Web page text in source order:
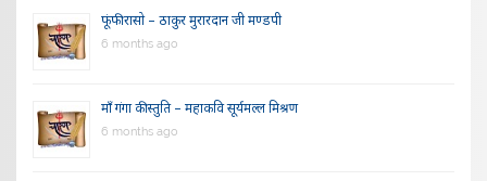
फूंफी रासो – ठाकुर मुरारदान जी मण्डपी
6 months ago
माँ गंगा की स्तुति – महाकवि सूर्यमल्ल मिश्रण
6 months ago